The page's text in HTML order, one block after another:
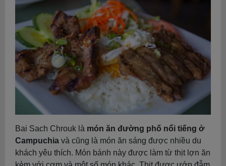
Bai Sach Chrouk là món ăn đường phố nổi tiếng ở
Campuchia và cũng là món ăn sáng được nhiều du
khách yêu thích. Món bánh này được làm từ thịt lợn ăn